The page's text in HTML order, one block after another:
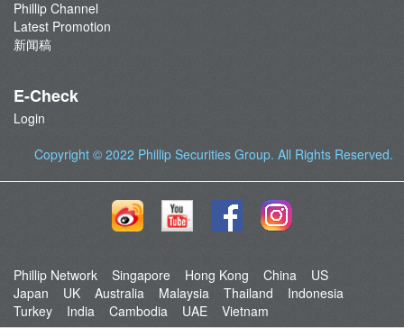
Phillip Channel
Latest Promotion
新闻稿
E-Check
Login
Copyright © 2022 Phillip Securities Group. All Rights Reserved.
Phillip Network Singapore Hong Kong China
US
Japan
UK Australia Malaysia Thailand
Indonesia
Turkey
India Cambodia UAE
Vietnam